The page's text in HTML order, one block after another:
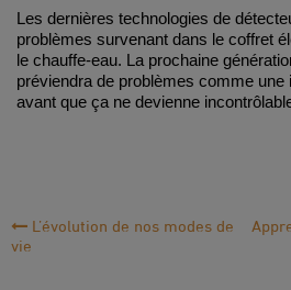
Les dernières technologies de
problèmes survenant dans le coffret
le chauffe-eau. La prochaine
préviendra de problèmes comme une
avant que ça ne devienne
Navigation
de
L’évolution de nos modes de
vie